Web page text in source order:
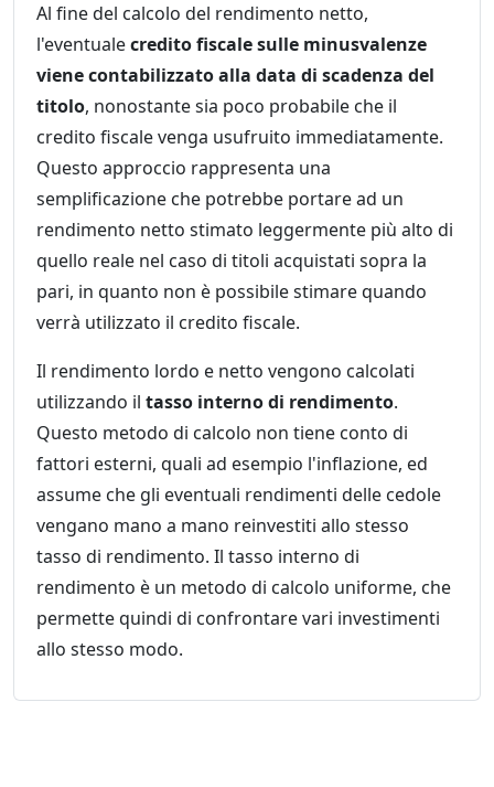
Al fine del calcolo del rendimento netto,
l'eventualecredito fiscale sulle minusvalenze
viene contabilizzato alla data di scadenza del
titolo, nonostante sia poco probabile che il
credito fiscale venga usufruito immediatamente.
Questo approccio rappresenta una
semplificazione che potrebbe portare ad un
rendimento netto stimato leggermente più alto di
quello reale nel caso di titoli acquistati sopra la
pari, in quanto non è possibile stimare quando
verrà utilizzato il credito fiscale.
Il rendimento lordo e netto vengono calcolati
utilizzando il tasso interno di rendimento.
Questo metodo di calcolo non tiene conto di
fattori esterni, quali ad esempio l'inflazione, ed
assume che gli eventuali rendimenti delle cedole
vengano mano a mano reinvestiti allo stesso
tasso di rendimento. Il tasso interno di
rendimento è un metodo di calcolo uniforme, che
permette quindi di confrontare vari investimenti
allo stesso modo.